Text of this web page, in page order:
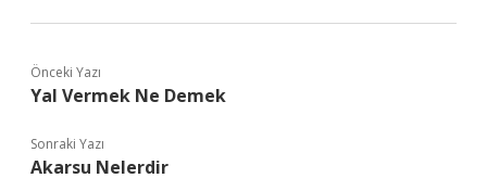
Önceki Yazı
Yal Vermek Ne Demek
Sonraki Yazı
Akarsu Nelerdir